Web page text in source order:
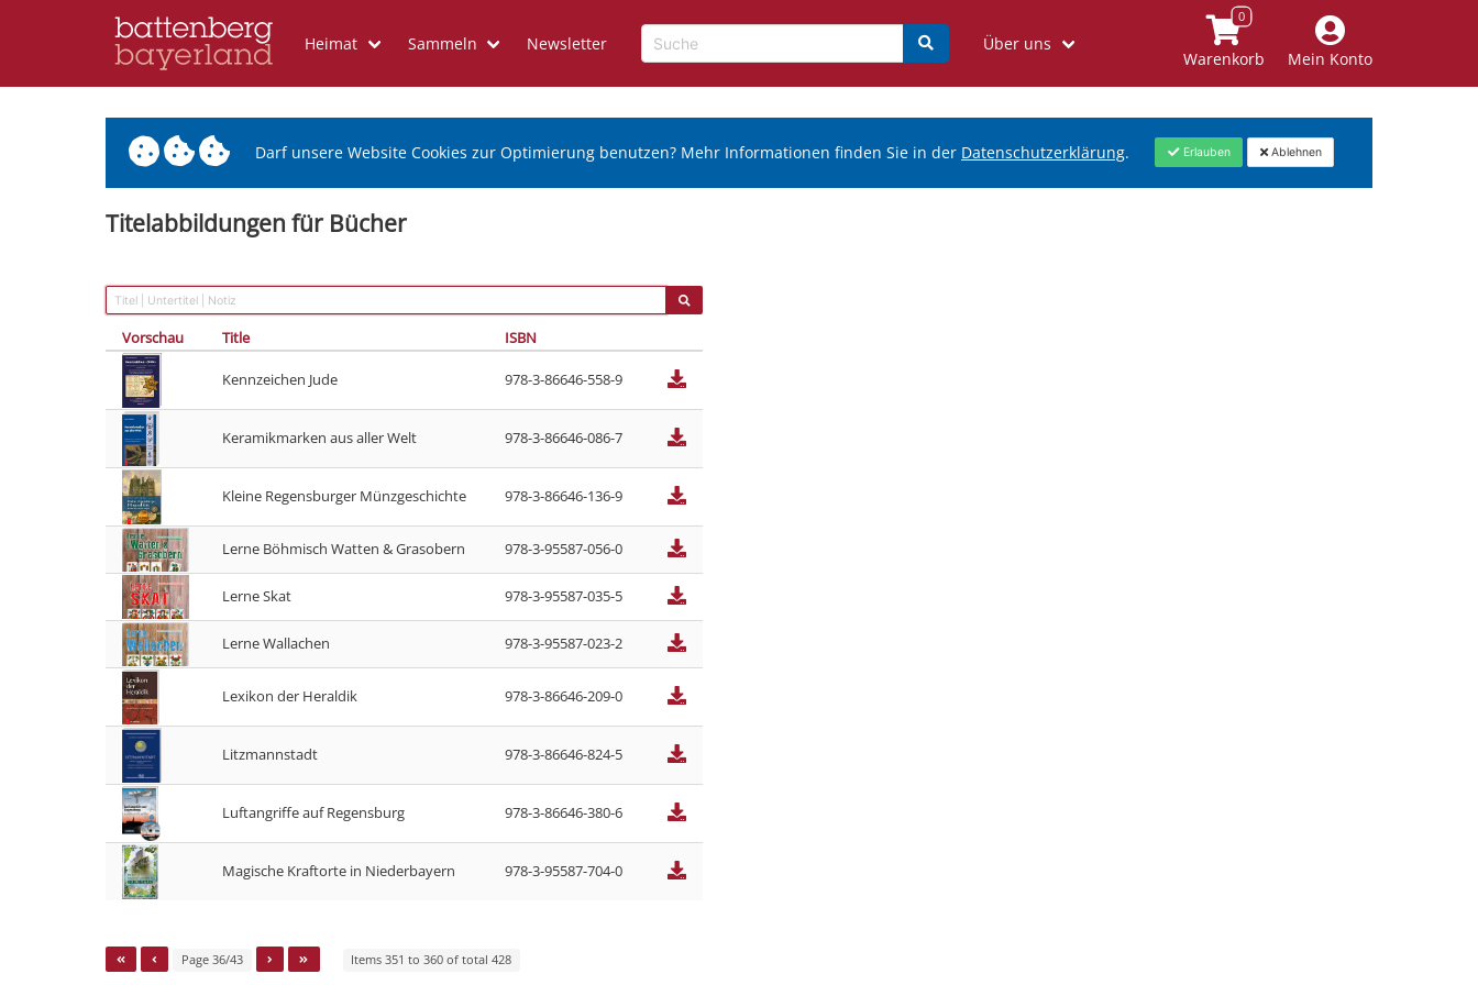
Heimat Sammeln Newsletter Über uns
Warenkorb Mein Konto
Darf unsere Website Cookies zur Optimierung benutzen? Mehr Informationen finden Sie in der Datenschutzerklärung. Erlauben Ablehnen
Titelabbildungen für Bücher
Vorschau Title ISBN
Kennzeichen Jude 978-3-86646-558-9
Keramikmarken aus aller Welt 978-3-86646-086-7
Kleine Regensburger Münzgeschichte 978-3-86646-136-9
Lerne Böhmisch Watten & Grasobern 978-3-95587-056-0
Lerne Skat 978-3-95587-035-5
Lerne Wallachen 978-3-95587-023-2
Lexikon der Heraldik 978-3-86646-209-0
Litzmannstadt 978-3-86646-824-5
Luftangriffe auf Regensburg 978-3-86646-380-6
Magische Kraftorte in Niederbayern 978-3-95587-704-0
Page 36/43 Items 351 to 360 of total 428